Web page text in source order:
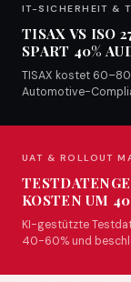
IT-SICHERHEIT &
TISAX VS ISO
SPART 40%
TISAX kostet
Automotive-
UAT & ROLLOUT
KOSTEN UM
KI-gestützte
40-60% und